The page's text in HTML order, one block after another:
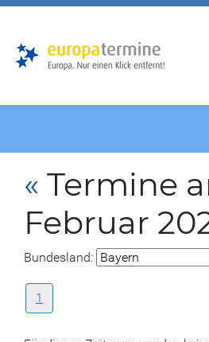
« Termine
Februar
Bundesland:
1